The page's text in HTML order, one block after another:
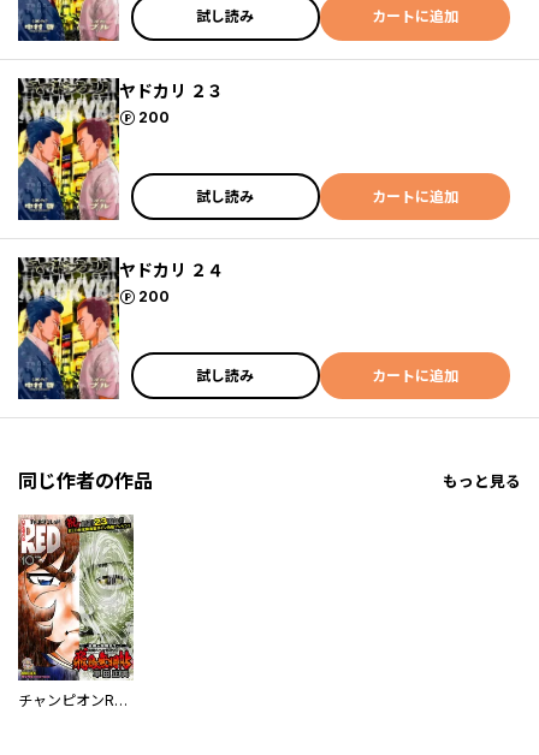
試し読み カートに追加
ヤドカリ ２３
200
ポイント
試し読み カートに追加
ヤドカリ ２４
200
ポイント
試し読み カートに追加
同じ作者の作品 もっと見る
チャンピオンRED